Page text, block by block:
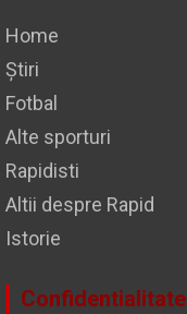
Home
Știri
Fotbal
Alte sporturi
Rapidisti
Altii despre Rapid
Istorie
Confidentialitate